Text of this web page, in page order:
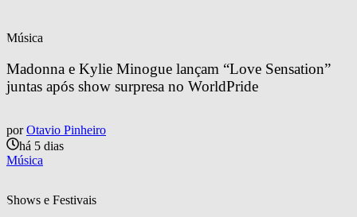
Música
Madonna e Kylie Minogue lançam “Love Sensation”
juntas após show surpresa no WorldPride
por Otavio Pinheiro
há 5 dias
Música
Shows e Festivais